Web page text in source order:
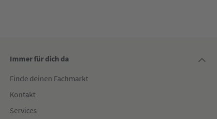
Immer für dich da
Finde deinen Fachmarkt
Kontakt
Services